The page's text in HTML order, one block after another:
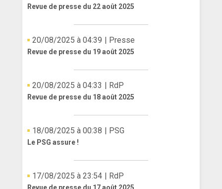
ALLEMAGNERevue de presse du 22 août 2025
20/08/2025 à 04:39 | Presse
Revue de presse du 19 août 2025
20/08/2025 à 04:33 | RdP
Revue de presse du 18 août 2025
18/08/2025 à 00:38 | PSG
Le PSG assure !
17/08/2025 à 23:54 | RdP